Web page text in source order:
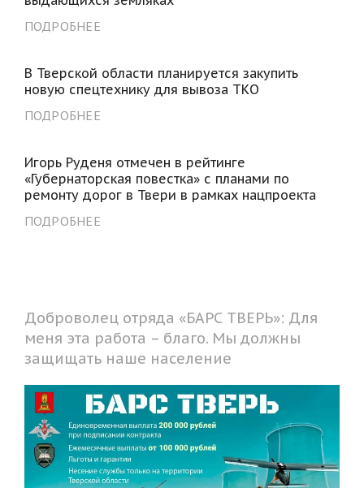
ПОДРОБНЕЕ
В Тверской области планируется закупить
новую спецтехнику для вывоза ТКО
ПОДРОБНЕЕ
Игорь Руденя отмечен в рейтинге
«Губернаторская повестка» с планами по
ремонту дорог в Твери в рамках нацпроекта
ПОДРОБНЕЕ
Доброволец отряда «БАРС ТВЕРЬ»: Для
меня эта работа – благо. Мы должны
защищать наше население